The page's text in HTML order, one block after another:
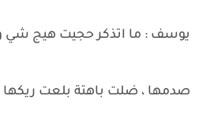
يوسف : ما اتذكر حجيت هيج شي
صدمها ، ضلت باهتة بلعت